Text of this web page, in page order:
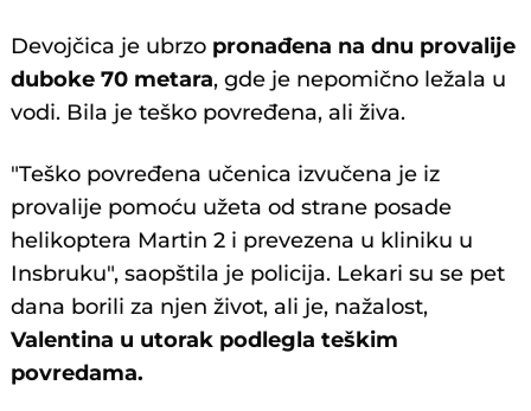
Devojčica je ubrzo pronađena na dnu provalije
duboke 70 metara, gde je nepomično ležala u
vodi. Bila je teško povređena, ali živa.
"Teško povređena učenica izvučena je iz
provalije pomoću užeta od strane posade
helikoptera Martin 2 i prevezena u kliniku u
Insbruku", saopštila je policija. Lekari su se pet
dana borili za njen život, ali je, nažalost,
Valentina u utorak podlegla teškim
povredama.